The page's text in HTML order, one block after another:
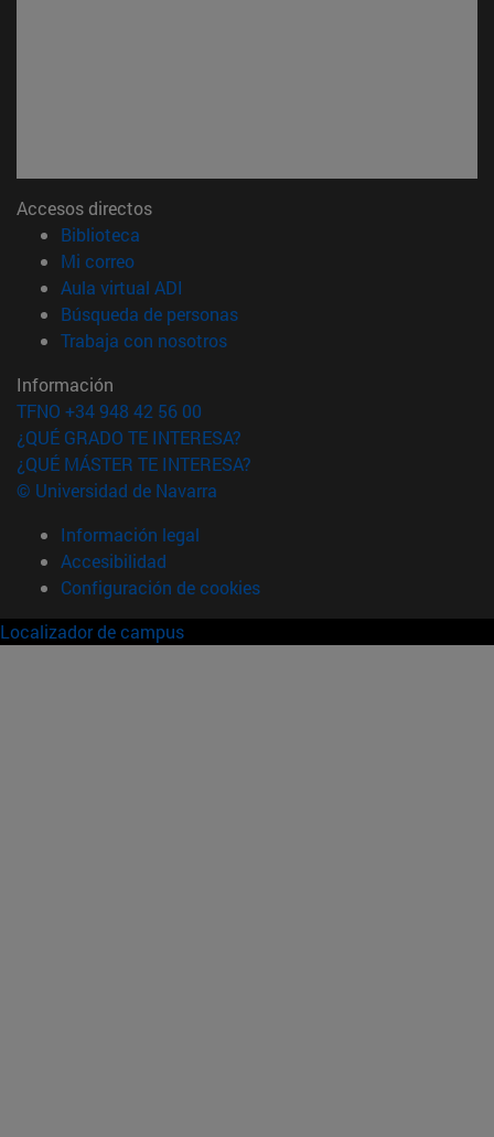
Accesos directos
Biblioteca
Mi correo(abre en nueva ventana)
Aula virtual ADI
Búsqueda de personas(abre en nueva ventana)
Trabaja con nosotros(abre en nueva ventana)
Información
TFNO +34 948 42 56 00
¿QUÉ GRADO TE INTERESA?
¿QUÉ MÁSTER TE INTERESA?
© Universidad de Navarra
Información legal
Accesibilidad
Configuración de cookies
Localizador de campus